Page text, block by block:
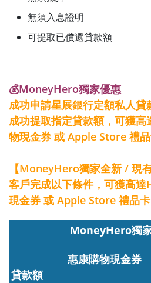
無須入息證明
可提取已償還貸款額
💰MoneyHero獨家優惠
成功申請星展銀行定額私人貸
成功提取指定貸款額，可獲
物現金券 或 Apple Store 禮品
【MoneyHero獨家全新 / 現
客戶完成以下條件，可獲高
現金券 或 Apple Store 禮品卡
貸款額
MoneyHero獨
惠康購物現金券